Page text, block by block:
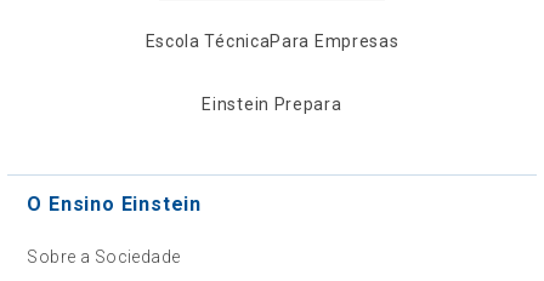
Escola TécnicaPara Empresas
Einstein Prepara
O Ensino Einstein
Sobre a Sociedade